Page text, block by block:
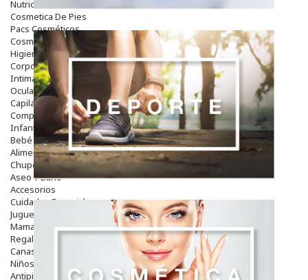
Nutricosmética
Cosmetica De Pies
Pacs Cosméticos
Cosmetica Facial Piel Sensible
Higiene
Corporal
Intima
Ocular
Capilar
Complementos
Infantil
Bebé
Alimentación Y Complementos
Chupetes Y Mordedores
Aseo Y Baño
Accesorios
Cuidados Especiales
Juguetes
Mama
Regalos
Canastilla
Niños
Antipiojos